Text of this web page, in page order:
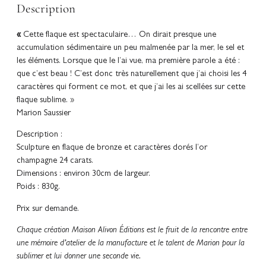
Description
« Cette flaque est spectaculaire… On dirait presque une
accumulation sédimentaire un peu malmenée par la mer, le sel et
les éléments. Lorsque que le l’ai vue, ma première parole a été :
que c’est beau ! C’est donc très naturellement que j’ai choisi les 4
caractères qui forment ce mot, et que j’ai les ai scellées sur cette
flaque sublime. »
Marion Saussier
Description :
Sculpture en flaque de bronze et caractères dorés l’or
champagne 24 carats.
Dimensions : environ 30cm de largeur.
Poids : 830g.
Prix sur demande.
Chaque création Maison Alivon Éditions est le fruit de la rencontre entre
une mémoire d’atelier de la manufacture et le talent de Marion pour la
sublimer et lui donner une seconde vie.